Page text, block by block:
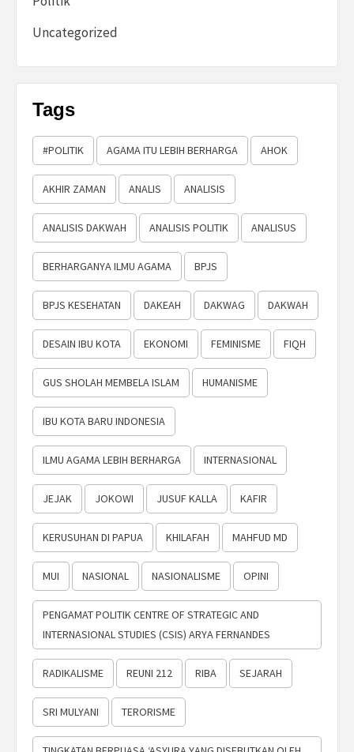
Uncategorized
Tags
#POLITIK AGAMA ITU LEBIH BERHARGA AHOK
AKHIR ZAMAN ANALIS ANALISIS
ANALISIS DAKWAH ANALISIS POLITIK ANALISUS
BERHARGANYA ILMU AGAMA BPJS
BPJS KESEHATAN DAKEAH DAKWAG DAKWAH
DESAIN IBU KOTA EKONOMI FEMINISME FIQH
GUS SHOLAH MEMBELA ISLAM HUMANISME
IBU KOTA BARU INDONESIA
ILMU AGAMA LEBIH BERHARGA INTERNASIONAL
JEJAK JOKOWI JUSUF KALLA KAFIR
KERUSUHAN DI PAPUA KHILAFAH MAHFUD MD
MUI NASIONAL NASIONALISME OPINI
PENGAMAT POLITIK CENTRE OF STRATEGIC AND
INTERNASIONAL STUDIES (CSIS) ARYA FERNANDES
RADIKALISME REUNI 212 RIBA SEJARAH
SRI MULYANI TERORISME